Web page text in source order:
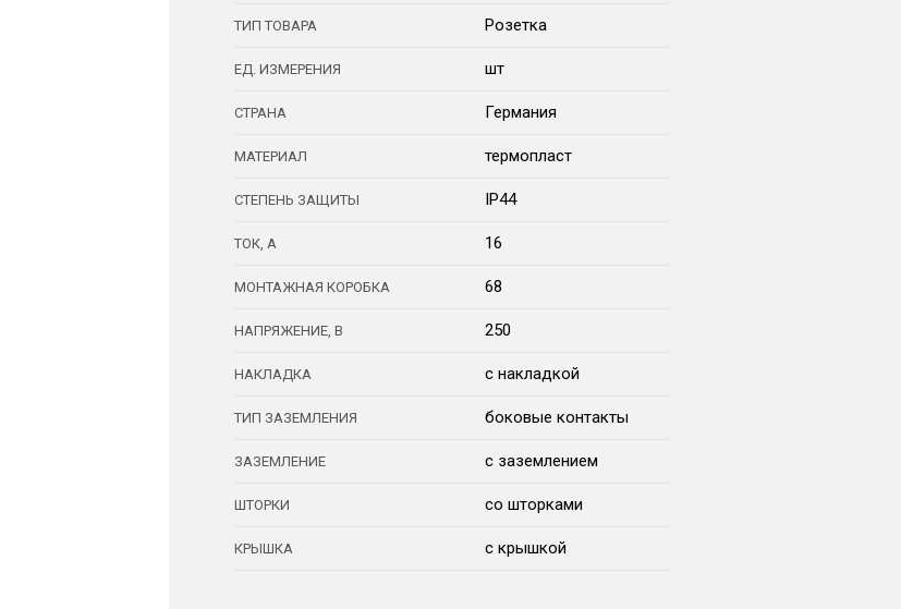
ТИП ТОВАРА Розетка
ЕД. ИЗМЕРЕНИЯ шт
СТРАНА Германия
МАТЕРИАЛ термопласт
СТЕПЕНЬ ЗАЩИТЫ IP44
ТОК, А 16
МОНТАЖНАЯ КОРОБКА 68
НАПРЯЖЕНИЕ, В 250
НАКЛАДКА с накладкой
ТИП ЗАЗЕМЛЕНИЯ боковые контакты
ЗАЗЕМЛЕНИЕ с заземлением
ШТОРКИ со шторками
КРЫШКА с крышкой